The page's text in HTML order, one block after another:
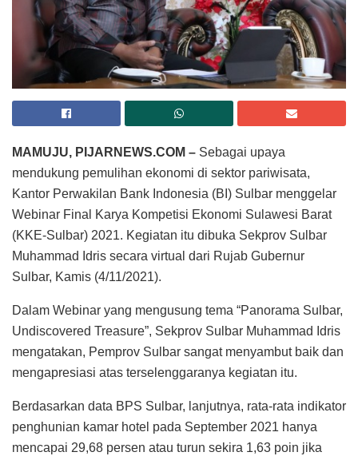
MAMUJU, PIJARNEWS.COM – Sebagai upaya
mendukung pemulihan ekonomi di sektor pariwisata,
Kantor Perwakilan Bank Indonesia (BI) Sulbar menggelar
Webinar Final Karya Kompetisi Ekonomi Sulawesi Barat
(KKE-Sulbar) 2021. Kegiatan itu dibuka Sekprov Sulbar
Muhammad Idris secara virtual dari Rujab Gubernur
Sulbar, Kamis (4/11/2021).
Dalam Webinar yang mengusung tema “Panorama Sulbar,
Undiscovered Treasure”, Sekprov Sulbar Muhammad Idris
mengatakan, Pemprov Sulbar sangat menyambut baik dan
mengapresiasi atas terselenggaranya kegiatan itu.
Berdasarkan data BPS Sulbar, lanjutnya, rata-rata indikator
penghunian kamar hotel pada September 2021 hanya
mencapai 29,68 persen atau turun sekira 1,63 poin jika